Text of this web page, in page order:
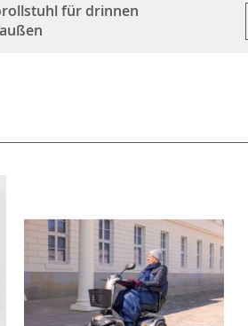
für drinnen